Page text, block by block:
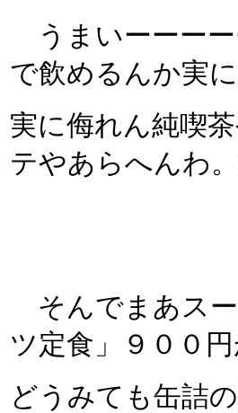
うまいーーー
で飲めるんか実
実に侮れん純喫
テやあらへんわ
そんでまあスー
ツ定食」９００
どうみても缶詰